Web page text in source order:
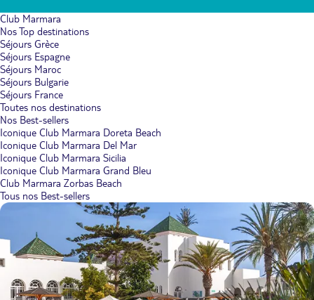
Club Marmara
Nos Top destinations
Séjours Grèce
Séjours Espagne
Séjours Maroc
Séjours Bulgarie
Séjours France
Toutes nos destinations
Nos Best-sellers
Iconique Club Marmara Doreta Beach
Iconique Club Marmara Del Mar
Iconique Club Marmara Sicilia
Iconique Club Marmara Grand Bleu
Club Marmara Zorbas Beach
Tous nos Best-sellers